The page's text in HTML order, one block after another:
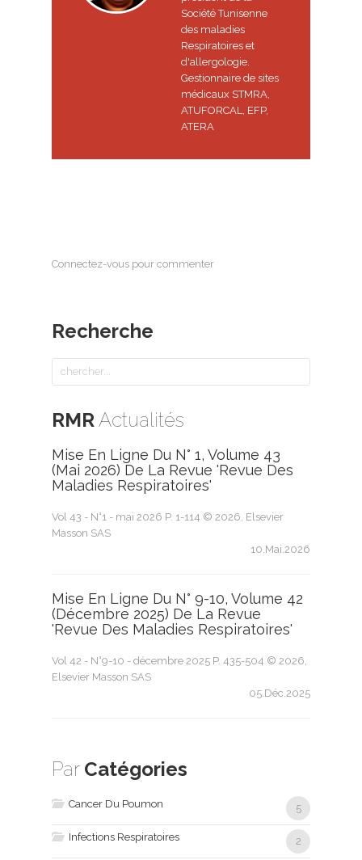
Société Tunisenne
des maladies
Respiratoires et
d'allergologie.
Gestionnaire de sites
médicaux STMRA,
ATUFORCAL, EFP,
ATERA
Connectez-vous pour commenter
Recherche
RMRActualités
Mise En Ligne Du N° 1, Volume 43
(mai 2026) De La Revue 'Revue Des
Maladies Respiratoires'
Vol 43 - N°1 - mai 2026 P. 1-114 © 2026, Elsevier
Masson SAS
10.Mai.2026
Mise En Ligne Du N° 9-10, Volume 42
(décembre 2025) De La Revue
'Revue Des Maladies Respiratoires'
Vol 42 - N°9-10 - décembre 2025 P. 435-504 © 2026,
Elsevier Masson SAS
05.Déc.2025
Par Catégories
Cancer Du Poumon 5
Infections Respiratoires 2